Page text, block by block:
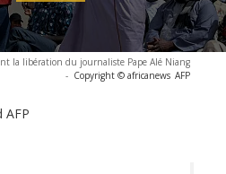
la libération du journaliste Pape Alé Niang
- Copyright © africanews AFP
AFP